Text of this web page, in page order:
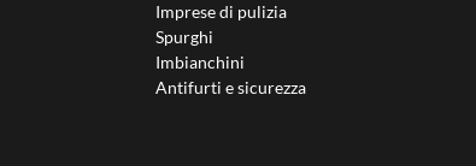
Imprese di pulizia
Spurghi
Imbianchini
Antifurti e sicurezza